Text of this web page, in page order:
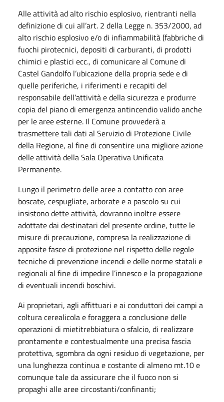
Alle attività ad alto rischio esplosivo, rientranti nella
definizione di cui all’art. 2 della Legge n. 353/2000, ad
alto rischio esplosivo e/o di infiammabilità (fabbriche di
fuochi pirotecnici, depositi di carburanti, di prodotti
chimici e plastici ecc., di comunicare al Comune di
Castel Gandolfo l’ubicazione della propria sede e di
quelle periferiche, i riferimenti e recapiti del
responsabile dell’attività e della sicurezza e produrre
copia del piano di emergenza antincendio valido anche
per le aree esterne. Il Comune provvederà a
trasmettere tali dati al Servizio di Protezione Civile
della Regione, al fine di consentire una migliore azione
delle attività della Sala Operativa Unificata
Permanente.
Lungo il perimetro delle aree a contatto con aree
boscate, cespugliate, arborate e a pascolo su cui
insistono dette attività, dovranno inoltre essere
adottate dai destinatari del presente ordine, tutte le
misure di precauzione, compresa la realizzazione di
apposite fasce di protezione nel rispetto delle regole
tecniche di prevenzione incendi e delle norme statali e
regionali al fine di impedire l’innesco e la propagazione
di eventuali incendi boschivi.
Ai proprietari, agli affittuari e ai conduttori dei campi a
coltura cerealicola e foraggera a conclusione delle
operazioni di mietitrebbiatura o sfalcio, di realizzare
prontamente e contestualmente una precisa fascia
protettiva, sgombra da ogni residuo di vegetazione, per
una lunghezza continua e costante di almeno mt.10 e
comunque tale da assicurare che il fuoco non si
propaghi alle aree circostanti/confinanti;